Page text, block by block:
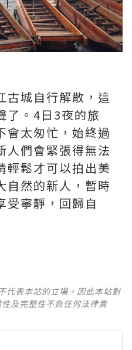
古城自行解散，這
了。4日3夜的旅
會太匆忙 ，始終過
人們會緊張得無法
輕鬆才可以拍出美
自然的新人，暫時
受寧靜，回歸自
代表本站的立場。因此本站對
及完整性不負任何法律責